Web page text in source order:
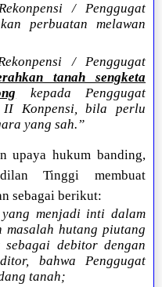
/ Penggugat
perbuatan melawan
/ Penggugat
tanah sengketa
kepada Penggugat
II Konpensi, bila perlu
yang sah.”
upaya hukum banding,
Tinggi membuat
sebagai berikut:
yang menjadi inti dalam
masalah hutang piutang
debitor dengan
bahwa Penggugat
tanah;